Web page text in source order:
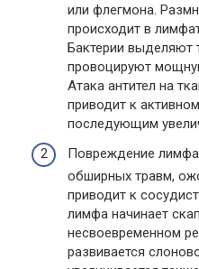
или флегмона.
происходит в
Бактерии выделяют
провоцируют
Атака антител на
приводит к
последующим
Повреждение
обширных травм,
приводит к
лимфа начинает
несвоевременном
развивается